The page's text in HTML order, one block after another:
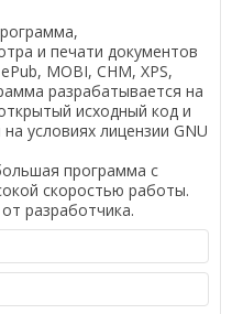
и печати документов
MOBI, CHM, XPS,
разрабатывается на
исходный код и
условиях лицензии GNU
программа с
скоростью работы.
разработчика.